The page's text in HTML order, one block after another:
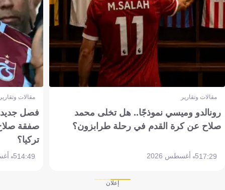
مقالات وتقارير
رونالدو وميسي نموذجًا.. هل تخلى محمد
صلاح عن كرة القدم في رحلة طرابزون؟
17:295 أغسطس 2026
مقالات
فصل جديد
صفقة
تركيا؟
14:495 أغسطس 2026
إعلان